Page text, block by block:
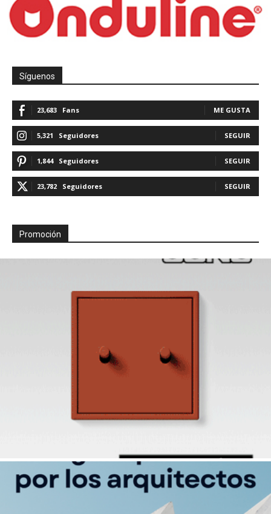
Síguenos
23,683 Fans ME GUSTA
5,321 Seguidores SEGUIR
1,844 Seguidores SEGUIR
23,782 Seguidores SEGUIR
Promoción